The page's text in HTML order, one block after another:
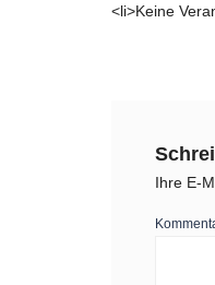
<li>Keine
Ihre E-